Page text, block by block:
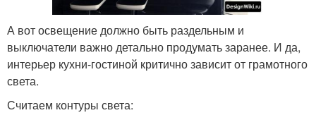
А вот освещение должно быть раздельным и
выключатели важно детально продумать заранее. И да,
интерьер кухни-гостиной критично зависит от грамотного
света.
Считаем контуры света: